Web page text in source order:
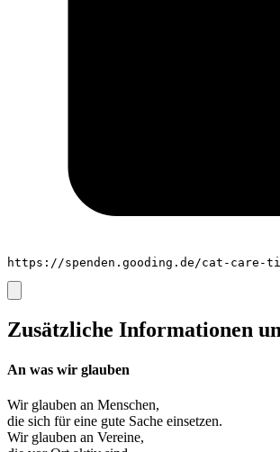
https://spenden.gooding.de/cat-care-
Zusätzliche Informationen
An was wir glauben
Wir glauben an Menschen,
die sich für eine gute Sache einsetzen.
Wir glauben an Vereine,